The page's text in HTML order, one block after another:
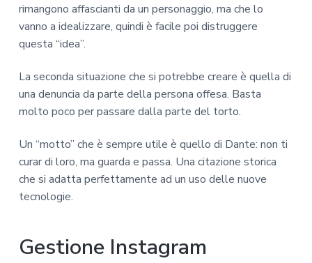
rimangono affascianti da un personaggio, ma che lo
vanno a idealizzare, quindi è facile poi distruggere
questa “idea”.
La seconda situazione che si potrebbe creare è quella di
una denuncia da parte della persona offesa. Basta
molto poco per passare dalla parte del torto.
Un “motto” che è sempre utile è quello di Dante: non ti
curar di loro, ma guarda e passa. Una citazione storica
che si adatta perfettamente ad un uso delle nuove
tecnologie.
Gestione Instagram